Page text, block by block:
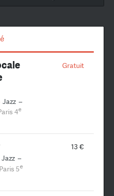
Gratuit
Jazz –
4e
13 €
Jazz –
Paris 5e